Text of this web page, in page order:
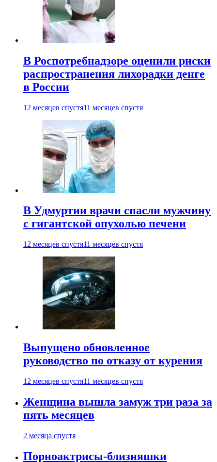
В Роспотребнадзоре оценили риски
распространения лихорадки денге
в России
12 месяцев спустя11 месяцев спустя
В Удмуртии врачи спасли мужчину
с гигантской опухолью печени
12 месяцев спустя11 месяцев спустя
Выпущено обновленное
руководство по отказу от курения
12 месяцев спустя11 месяцев спустя
Женщина вышла замуж три раза за
пять месяцев
2 месяца спустя
Порноактрисы-близняшки